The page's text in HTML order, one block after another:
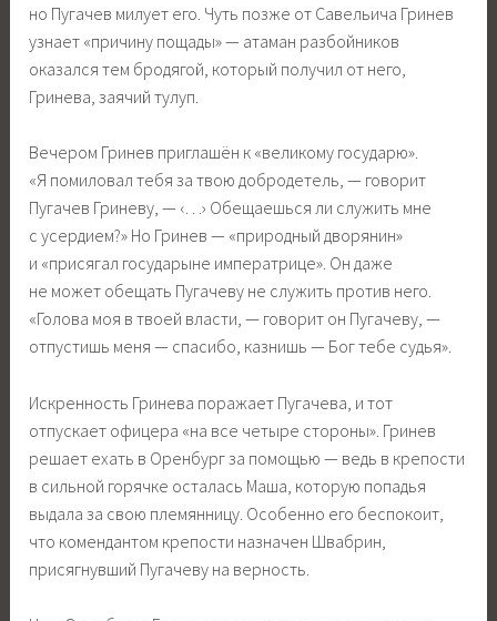
но Пугачев милует его. Чуть позже от Савельича Гринев
узнает «причину пощады» — атаман разбойников
оказался тем бродягой, который получил от него,
Гринева, заячий тулуп.
Вечером Гринев приглашён к «великому государю».
«Я помиловал тебя за твою добродетель, — говорит
Пугачев Гриневу, — ‹…› Обещаешься ли служить мне
с усердием?» Но Гринев — «природный дворянин»
и «присягал государыне императрице». Он даже
не может обещать Пугачеву не служить против него.
«Голова моя в твоей власти, — говорит он Пугачеву, —
отпустишь меня — спасибо, казнишь — Бог тебе судья».
Искренность Гринева поражает Пугачева, и тот
отпускает офицера «на все четыре стороны». Гринев
решает ехать в Оренбург за помощью — ведь в крепости
в сильной горячке осталась Маша, которую попадья
выдала за свою племянницу. Особенно его беспокоит,
что комендантом крепости назначен Швабрин,
присягнувший Пугачеву на верность.